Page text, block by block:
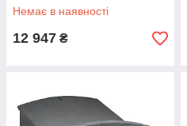
Немає в наявності
12 947 ₴